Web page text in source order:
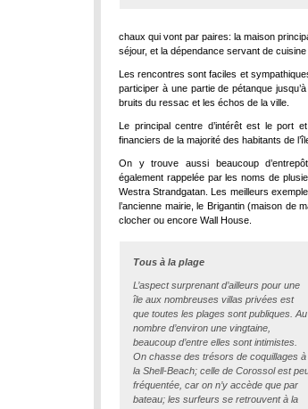
chaux qui vont par paires: la maison
séjour, et la dépendance servant de
Les rencontres sont faciles et
participer à une partie de pétanque
bruits du ressac et les échos de la ville.
Le principal centre d’intérêt est le port
financiers de la majorité des habitants de
On y trouve aussi beaucoup
également rappelée par les noms de
Westra Strandgatan. Les meilleurs
l’ancienne mairie, le Brigantin (maison de
clocher ou encore Wall House.
Tous à la plage
L’aspect surprenant d’ailleurs pour une
île aux nombreuses villas privées est
que toutes les plages sont publiques. Au
nombre d’environ une vingtaine,
beaucoup d’entre elles sont intimistes.
On chasse des trésors de coquillages à
la Shell-Beach; celle de Corossol est
fréquentée, car on n’y accède que par
bateau; les surfeurs se retrouvent à la